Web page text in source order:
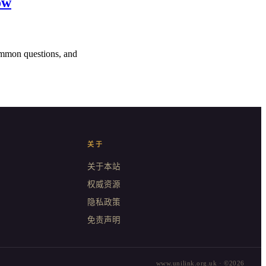
questions, and
关于
关于本站
权威资源
隐私政策
免责声明
www.unilink.org.uk · ©2026